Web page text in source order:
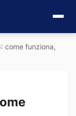
come funziona,